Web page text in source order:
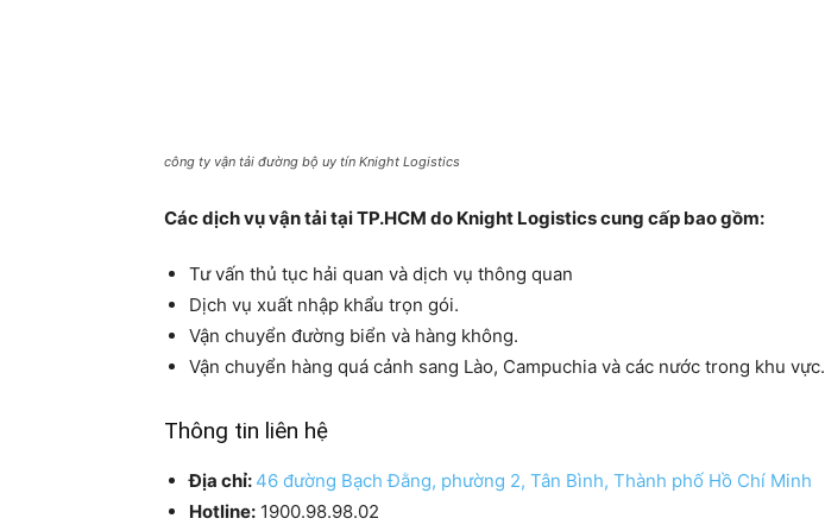
công ty vận tải đường bộ uy tín Knight Logistics
Các dịch vụ vận tải tại TP.HCM do Knight Logistics cung cấp bao gồm:
Tư vấn thủ tục hải quan và dịch vụ thông quan
Dịch vụ xuất nhập khẩu trọn gói.
Vận chuyển đường biển và hàng không.
Vận chuyển hàng quá cảnh sang Lào, Campuchia và các nước trong khu vực.
Thông tin liên hệ
Địa chỉ: 46 đường Bạch Đằng, phường 2, Tân Bình, Thành phố Hồ Chí Minh
Hotline: 1900.98.98.02